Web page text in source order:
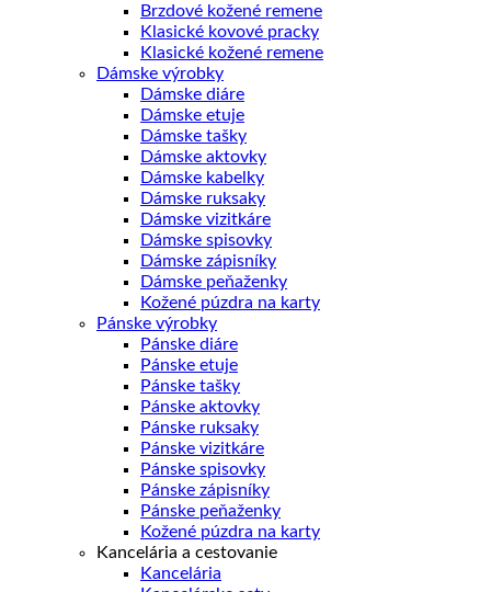
Brzdové kožené remene
Klasické kovové pracky
Klasické kožené remene
Dámske výrobky
Dámske diáre
Dámske etuje
Dámske tašky
Dámske aktovky
Dámske kabelky
Dámske ruksaky
Dámske vizitkáre
Dámske spisovky
Dámske zápisníky
Dámske peňaženky
Kožené púzdra na karty
Pánske výrobky
Pánske diáre
Pánske etuje
Pánske tašky
Pánske aktovky
Pánske ruksaky
Pánske vizitkáre
Pánske spisovky
Pánske zápisníky
Pánske peňaženky
Kožené púzdra na karty
Kancelária a cestovanie
Kancelária